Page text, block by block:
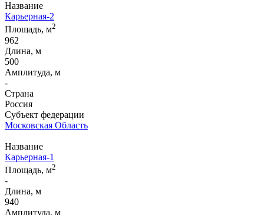
Название
Карьерная-2
Площадь, м2
962
Длина, м
500
Амплитуда, м
-
Страна
Россия
Субъект федерации
Московская Область
Название
Карьерная-1
Площадь, м2
-
Длина, м
940
Амплитуда, м